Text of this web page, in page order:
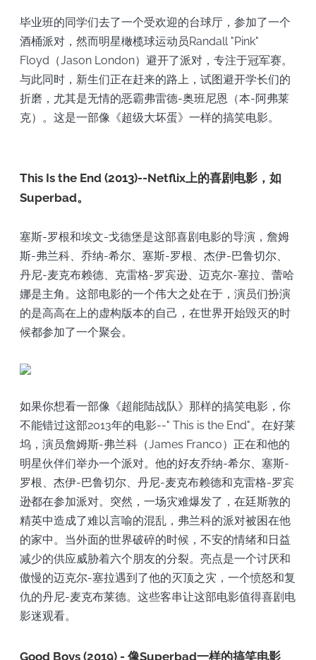
毕业班的同学们去了一个受欢迎的台球厅，参加了一个
酒桶派对，然而明星橄榄球运动员Randall "Pink"
Floyd（Jason London）避开了派对，专注于冠军赛。
与此同时，新生们正在赶来的路上，试图避开学长们的
折磨，尤其是无情的恶霸弗雷德-奥班尼恩（本-阿弗莱
克）。这是一部像《超级大坏蛋》一样的搞笑电影。
This Is the End (2013)--Netflix上的喜剧电影，如
Superbad。
塞斯-罗根和埃文-戈德堡是这部喜剧电影的导演，詹姆
斯-弗兰科、乔纳-希尔、塞斯-罗根、杰伊-巴鲁切尔、
丹尼-麦克布赖德、克雷格-罗宾逊、迈克尔-塞拉、蕾哈
娜是主角。这部电影的一个伟大之处在于，演员们扮演
的是高高在上的虚构版本的自己，在世界开始毁灭的时
候都参加了一个聚会。
如果你想看一部像《超能陆战队》那样的搞笑电影，你
不能错过这部2013年的电影--" This is the End"。在好莱
坞，演员詹姆斯-弗兰科（James Franco）正在和他的
明星伙伴们举办一个派对。他的好友乔纳-希尔、塞斯-
罗根、杰伊-巴鲁切尔、丹尼-麦克布赖德和克雷格-罗宾
逊都在参加派对。突然，一场灾难爆发了，在廷斯敦的
精英中造成了难以言喻的混乱，弗兰科的派对被困在他
的家中。当外面的世界破碎的时候，不安的情绪和日益
减少的供应威胁着六个朋友的分裂。亮点是一个讨厌和
傲慢的迈克尔-塞拉遇到了他的灭顶之灾，一个愤怒和复
仇的丹尼-麦克布莱德。这些客串让这部电影值得喜剧电
影迷观看。
Good Boys (2019) - 像Superbad一样的搞笑电影